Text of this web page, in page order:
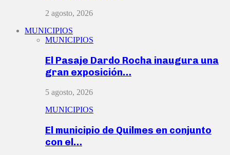
2 agosto, 2026
MUNICIPIOS
MUNICIPIOS
El Pasaje Dardo Rocha inaugura una
gran exposición…
5 agosto, 2026
MUNICIPIOS
El municipio de Quilmes en conjunto
con el…